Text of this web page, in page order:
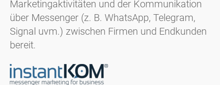
Marketingaktivitäten und der Kommunikation
über Messenger (z. B. WhatsApp, Telegram,
Signal uvm.) zwischen Firmen und Endkunden
bereit.